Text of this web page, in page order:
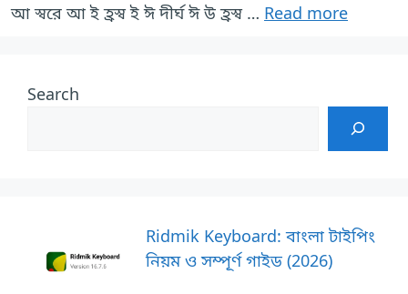
আ স্বরে আ ই হ্রস্ব ই ঈ দীর্ঘ ঈ উ হ্রস্ব … Read more
Search
Ridmik Keyboard: বাংলা টাইপিং
নিয়ম ও সম্পূর্ণ গাইড (2026)